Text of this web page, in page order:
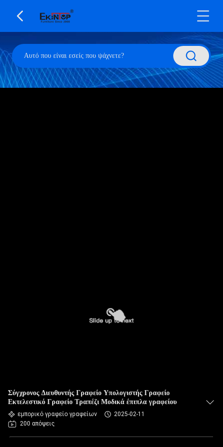
Σύγχρονος Διευθυντής Γραφείο Υπολογιστής Γραφείο
Εκτελεστικό Γραφείο Τραπέζι Μοδικά έπιπλα γραφείου
εμπορικό γραφείο γραφείων
2025-02-11
200 απόψεις